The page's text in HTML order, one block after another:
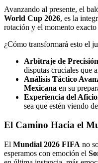
Avanzando al presente, el
World Cup 2026, es la
rotación y el momento
¿Cómo transformará esto el
Arbitraje de Precisión
disputas cruciales que
Análisis Táctico
Mexicana en su
Experiencia del
sea que estén viendo
El Camino Hacia el
El Mundial 2026 FIFA no
esperamos con emoción el